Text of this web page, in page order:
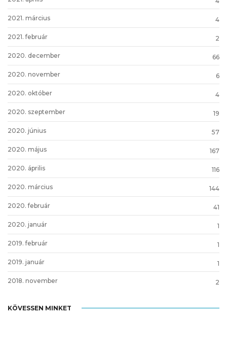
2021. március 4
2021. február 2
2020. december 66
2020. november 6
2020. október 4
2020. szeptember 19
2020. június 57
2020. május 167
2020. április 116
2020. március 144
2020. február 41
2020. január 1
2019. február 1
2019. január 1
2018. november 2
KÖVESSEN MINKET